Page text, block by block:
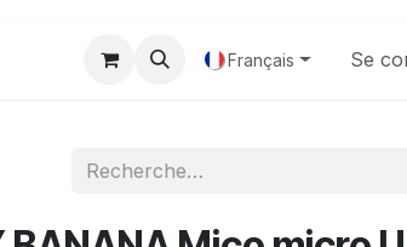
Galerie Français Se